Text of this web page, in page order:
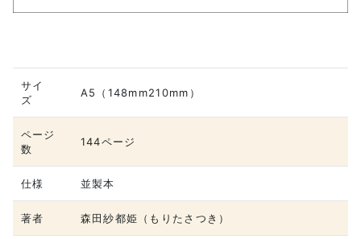
サイ
ズ
A5（148mm210mm）
ページ
数
144ページ
仕様 並製本
著者 森田紗都姫（もりたさつき）